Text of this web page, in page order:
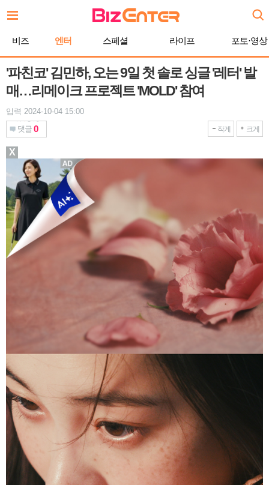
문
비즈 엔터 스페셜 라이프 포토·영상
'파친코' 김민하, 오는 9일 첫 솔로 싱글 '레터' 발
매…리메이크 프로젝트 'MOLD' 참여
입력 2024-10-04 15:00
댓글 0 작게 크게
X